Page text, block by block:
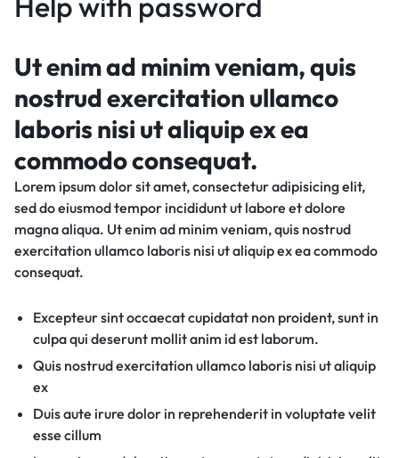
Ut enim ad minim veniam, quis
nostrud exercitation ullamco
laboris nisi ut aliquip ex ea
commodo consequat.
Lorem ipsum dolor sit amet, consectetur adipisicing elit,
sed do eiusmod tempor incididunt ut labore et dolore
magna aliqua. Ut enim ad minim veniam, quis nostrud
exercitation ullamco laboris nisi ut aliquip ex ea commodo
consequat.
Excepteur sint occaecat cupidatat non proident, sunt in
culpa qui deserunt mollit anim id est laborum.
Quis nostrud exercitation ullamco laboris nisi ut aliquip
ex
Duis aute irure dolor in reprehenderit in voluptate velit
esse cillum